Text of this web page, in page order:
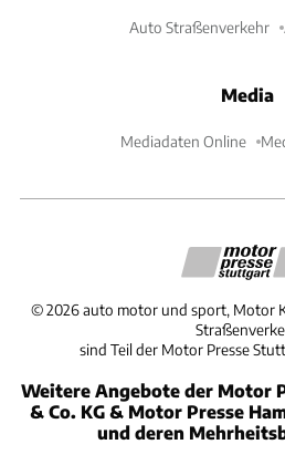
Auto Straßenverkehr
Media
Mediadaten Online
©2026 auto motor und sport, Motor
sind Teil der Motor Presse
Weitere Angebote der Motor
& Co. KG & Motor Presse
und deren